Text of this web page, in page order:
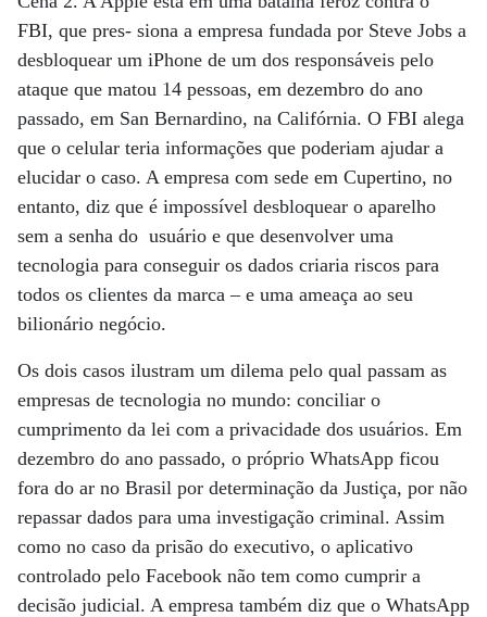
FBI, que pres- siona a empresa fundada por Steve Jobs a
desbloquear um iPhone de um dos responsáveis pelo
ataque que matou 14 pessoas, em dezembro do ano
passado, em San Bernardino, na Califórnia. O FBI alega
que o celular teria informações que poderiam ajudar a
elucidar o caso. A empresa com sede em Cupertino, no
entanto, diz que é impossível desbloquear o aparelho
sem a senha do usuário e que desenvolver uma
tecnologia para conseguir os dados criaria riscos para
todos os clientes da marca – e uma ameaça ao seu
bilionário negócio.
Os dois casos ilustram um dilema pelo qual passam as
empresas de tecnologia no mundo: conciliar o
cumprimento da lei com a privacidade dos usuários. Em
dezembro do ano passado, o próprio WhatsApp ficou
fora do ar no Brasil por determinação da Justiça, por não
repassar dados para uma investigação criminal. Assim
como no caso da prisão do executivo, o aplicativo
controlado pelo Facebook não tem como cumprir a
decisão judicial. A empresa também diz que o WhatsApp